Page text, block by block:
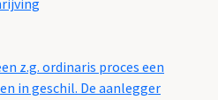
z.g. ordinaris proces een
in geschil. De aanlegger